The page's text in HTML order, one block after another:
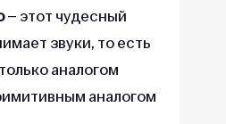
– этот чудесный
звуки, то есть
аналогом
аналогом